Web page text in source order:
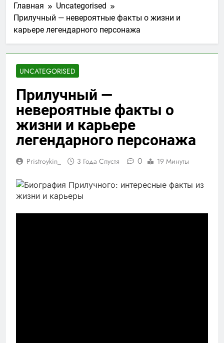
Главная
Uncategorised
Прилучный — невероятные факты о жизни и
карьере легендарного персонажа
UNCATEGORISED
Прилучный —
невероятные факты о
жизни и карьере
легендарного персонажа
Pristroykin_ 3 Года Спустя 0 19 Минуты